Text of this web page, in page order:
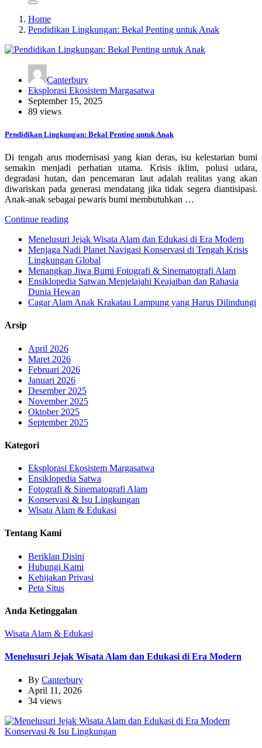
Home
Pendidikan Lingkungan: Bekal Penting untuk Anak
Canterbury
Eksplorasi Ekosistem Margasatwa
September 15, 2025
89 views
Pendidikan Lingkungan: Bekal Penting untuk Anak
Di tengah arus modernisasi yang kian deras, isu kelestarian bumi
semakin menjadi perhatian utama. Krisis iklim, polusi udara,
degradasi hutan, dan pencemaran laut adalah realitas yang akan
diwariskan pada generasi mendatang jika tidak segera diantisipasi.
Anak-anak sebagai pewaris bumi membutuhkan …
Continue reading
Menelusuri Jejak Wisata Alam dan Edukasi di Era Modern
Menjaga Nadi Planet Navigasi Konservasi di Tengah Krisis
Lingkungan Global
Menangkap Jiwa Bumi Fotografi & Sinematografi Alam
Ensiklopedia Satwan Menjelajahi Keajaiban dan Rahasia
Dunia Hewan
Cagar Alam Anak Krakatau Lampung yang Harus Dilindungi
Arsip
April 2026
Maret 2026
Februari 2026
Januari 2026
Desember 2025
November 2025
Oktober 2025
September 2025
Kategori
Eksplorasi Ekosistem Margasatwa
Ensiklopedia Satwa
Fotografi & Sinematografi Alam
Konservasi & Isu Lingkungan
Wisata Alam & Edukasi
Tentang Kami
Beriklan Disini
Hubungi Kami
Kebijakan Privasi
Peta Situs
Anda Ketinggalan
Wisata Alam & Edukasi
Menelusuri Jejak Wisata Alam dan Edukasi di Era Modern
By Canterbury
April 11, 2026
34 views
Konservasi & Isu Lingkungan